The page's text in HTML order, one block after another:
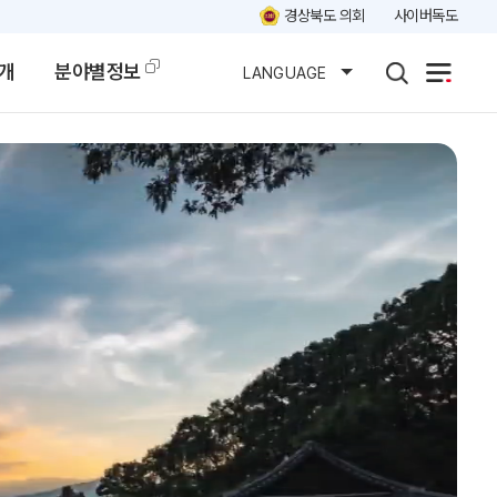
경상북도 의회 사이버독도
분야별정보 LANGUAGE